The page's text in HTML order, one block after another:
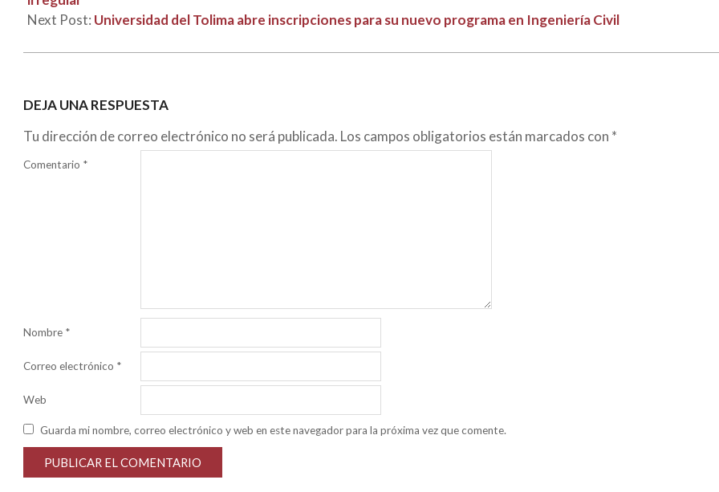
Next Post: Universidad del Tolima abre inscripciones para su nuevo programa en Ingeniería Civil
DEJA UNA RESPUESTA
Tu dirección de correo electrónico no será publicada. Los campos obligatorios están marcados con *
Comentario *
Nombre *
Correo electrónico *
Web
Guarda mi nombre, correo electrónico y web en este navegador para la próxima vez que comente.